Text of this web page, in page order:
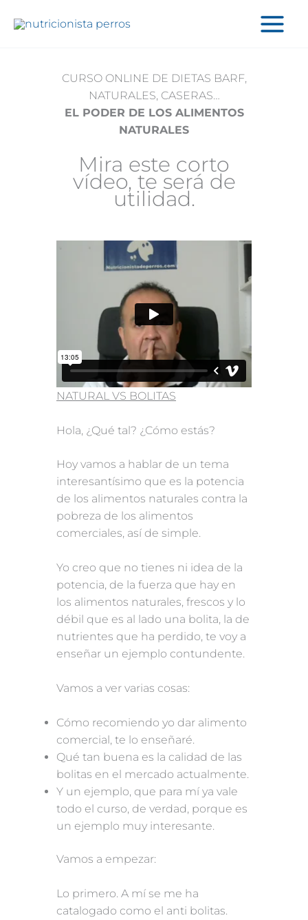
CURSO ONLINE DE DIETAS BARF,
NATURALES, CASERAS…
EL PODER DE LOS ALIMENTOS
NATURALES
Mira este corto
vídeo, te será de
utilidad.
NATURAL VS BOLITAS
Hola, ¿Qué tal? ¿Cómo estás?
Hoy vamos a hablar de un tema
interesantísimo que es la potencia
de los alimentos naturales contra la
pobreza de los alimentos
comerciales, así de simple.
Yo creo que no tienes ni idea de la
potencia, de la fuerza que hay en
los alimentos naturales, frescos y lo
débil que es al lado una bolita, la de
nutrientes que ha perdido, te voy a
enseñar un ejemplo contundente.
Vamos a ver varias cosas:
Cómo recomiendo yo dar alimento
comercial, te lo enseñaré.
Qué tan buena es la calidad de las
bolitas en el mercado actualmente.
Y un ejemplo, que para mí ya vale
todo el curso, de verdad, porque es
un ejemplo muy interesante.
Vamos a empezar:
Lo primero. A mí se me ha
catalogado como el anti bolitas.